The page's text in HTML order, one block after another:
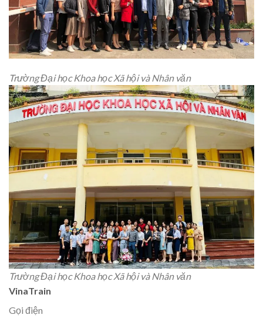
Trường Đại học Khoa học Xã hội và Nhân văn
Trường Đại học Khoa học Xã hội và Nhân văn
VinaTrain
Gọi điện